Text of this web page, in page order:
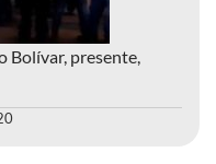
Bolívar, presente,